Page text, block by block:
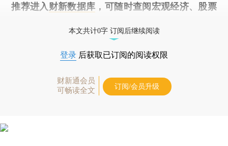
推荐进入 财新数据库 ，可随时查阅宏观经济、股票
本文共计0字 订阅后继续阅读
登录 后获取已订阅的阅读权限
财新通会员
可畅读全文
订阅/会员升级